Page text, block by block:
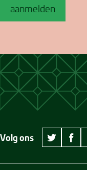
aanmelden
Volg ons
twitter